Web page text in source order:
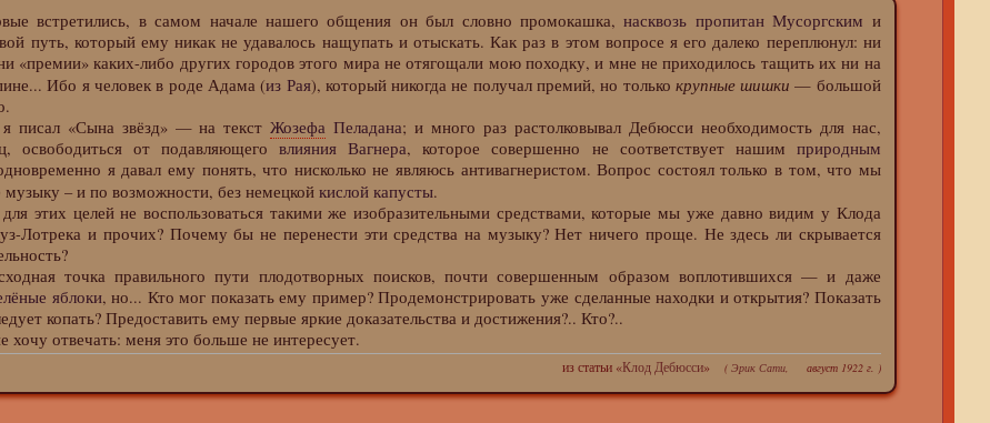
встретились, в самом начале нашего общения он был словно промокашка,насквозь пропитан Мусоргским и
путь, который ему никак не удавалось нащупать и отыскать. Как раз в этом вопросе я его далеко переплюнул: ни
«премии» каких-либо других городов этого мира не отягощали мою походку, и мне не приходилось тащить их ни на
Ибо я человек в роде Адама (из Рая), который никогда не получал премий, но только крупные шишки — большой
писал «Сына звёзд» — на текстЖозефа Пеладана; и много раз растолковывал Дебюсси необходимость для нас,
освободиться от подавляющеговлияния Вагнера, которое совершенно не соответствует нашим природным
я давал ему понять, что нисколько не являюсь антивагнеристом. Вопрос состоял только в том, что мы
музыку – и по возможности, без немецкой кислой капусты.
целей не воспользоваться такими же изобразительными средствами, которые мы уже давно видим у Клода
Лотрека и прочих? Почему бы не перенести эти средства на музыку? Нет ничего проще. Не здесь ли скрывается
точка правильного пути плодотворных поисков, почти совершенным образом воплотившихся — и даже
яблоки, но... Кто мог показать ему пример? Продемонстрировать уже сделанные находки и открытия? Показать
копать? Предоставить ему первые яркие доказательства и достижения?.. Кто?..
меня это больше не интересует.
из статьи «Клод Дебюсси» ( Эрик Сати, август 1922 г. )